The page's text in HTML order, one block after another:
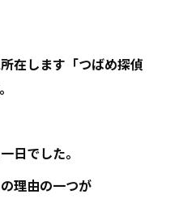
在します「つばめ探偵
日でした。
理由の一つが